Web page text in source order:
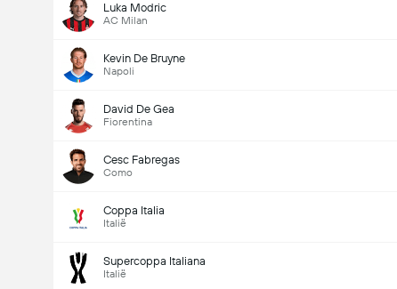
Luka Modric
AC Milan
Kevin De Bruyne
Napoli
David De Gea
Fiorentina
Cesc Fabregas
Como
Coppa Italia
Italië
Supercoppa Italiana
Italië